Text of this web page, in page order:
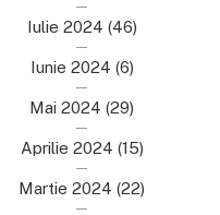
Iulie 2024 (46)
Iunie 2024 (6)
Mai 2024 (29)
Aprilie 2024 (15)
Martie 2024 (22)